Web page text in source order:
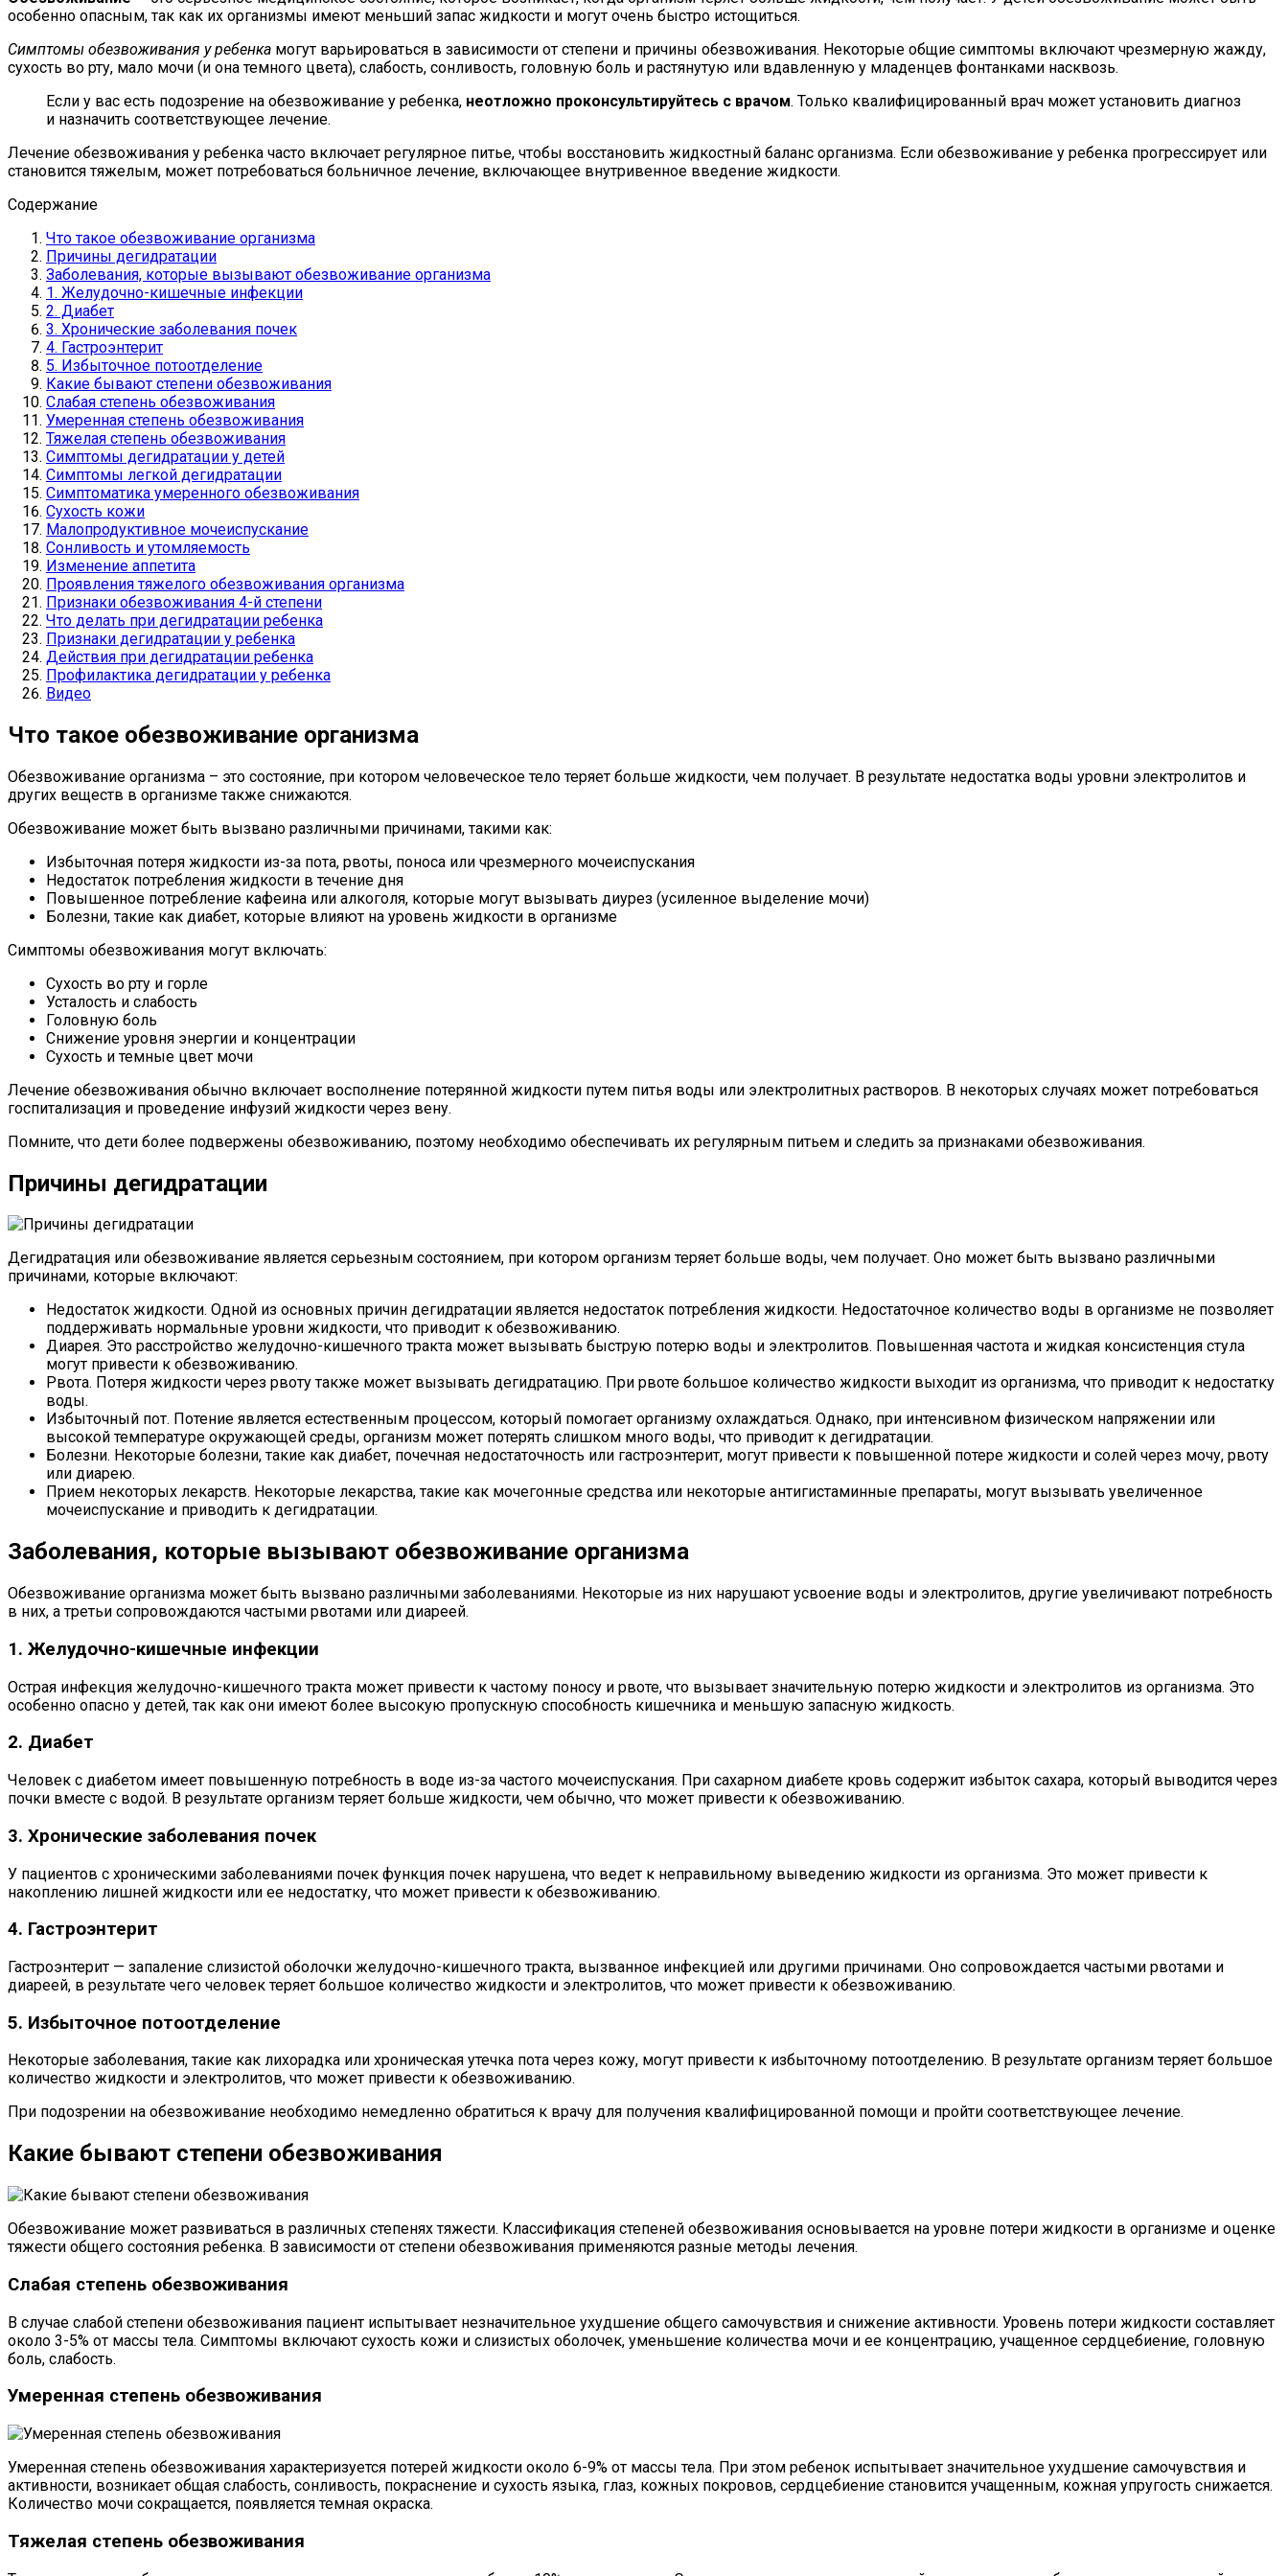
особенно опасным, так как их организмы имеют меньший запас жидкости и могут очень быстро истощиться.
Симптомы обезвоживания у ребенка могут варьироваться в зависимости от степени и причины обезвоживания. Некоторые общие симптомы включают чрезмерную жажду,
сухость во рту, мало мочи (и она темного цвета), слабость, сонливость, головную боль и растянутую или вдавленную у младенцев фонтанками насквозь.
Если у вас есть подозрение на обезвоживание у ребенка, неотложно проконсультируйтесь с врачом. Только квалифицированный врач может установить диагноз
и назначить соответствующее лечение.
Лечение обезвоживания у ребенка часто включает регулярное питье, чтобы восстановить жидкостный баланс организма. Если обезвоживание у ребенка прогрессирует или
становится тяжелым, может потребоваться больничное лечение, включающее внутривенное введение жидкости.
Содержание
Что такое обезвоживание организма
Причины дегидратации
Заболевания, которые вызывают обезвоживание организма
1. Желудочно-кишечные инфекции
2. Диабет
3. Хронические заболевания почек
4. Гастроэнтерит
5. Избыточное потоотделение
Какие бывают степени обезвоживания
Слабая степень обезвоживания
Умеренная степень обезвоживания
Тяжелая степень обезвоживания
Симптомы дегидратации у детей
Симптомы легкой дегидратации
Симптоматика умеренного обезвоживания
Сухость кожи
Малопродуктивное мочеиспускание
Сонливость и утомляемость
Изменение аппетита
Проявления тяжелого обезвоживания организма
Признаки обезвоживания 4-й степени
Что делать при дегидратации ребенка
Признаки дегидратации у ребенка
Действия при дегидратации ребенка
Профилактика дегидратации у ребенка
Видео
Что такое обезвоживание организма
Обезвоживание организма – это состояние, при котором человеческое тело теряет больше жидкости, чем получает. В результате недостатка воды уровни электролитов и
других веществ в организме также снижаются.
Обезвоживание может быть вызвано различными причинами, такими как:
Избыточная потеря жидкости из-за пота, рвоты, поноса или чрезмерного мочеиспускания
Недостаток потребления жидкости в течение дня
Повышенное потребление кафеина или алкоголя, которые могут вызывать диурез (усиленное выделение мочи)
Болезни, такие как диабет, которые влияют на уровень жидкости в организме
Симптомы обезвоживания могут включать:
Сухость во рту и горле
Усталость и слабость
Головную боль
Снижение уровня энергии и концентрации
Сухость и темные цвет мочи
Лечение обезвоживания обычно включает восполнение потерянной жидкости путем питья воды или электролитных растворов. В некоторых случаях может потребоваться
госпитализация и проведение инфузий жидкости через вену.
Помните, что дети более подвержены обезвоживанию, поэтому необходимо обеспечивать их регулярным питьем и следить за признаками обезвоживания.
Причины дегидратации
Дегидратация или обезвоживание является серьезным состоянием, при котором организм теряет больше воды, чем получает. Оно может быть вызвано различными
причинами, которые включают:
Недостаток жидкости. Одной из основных причин дегидратации является недостаток потребления жидкости. Недостаточное количество воды в организме не позволяет
поддерживать нормальные уровни жидкости, что приводит к обезвоживанию.
Диарея. Это расстройство желудочно-кишечного тракта может вызывать быструю потерю воды и электролитов. Повышенная частота и жидкая консистенция стула
могут привести к обезвоживанию.
Рвота. Потеря жидкости через рвоту также может вызывать дегидратацию. При рвоте большое количество жидкости выходит из организма, что приводит к недостатку
воды.
Избыточный пот. Потение является естественным процессом, который помогает организму охлаждаться. Однако, при интенсивном физическом напряжении или
высокой температуре окружающей среды, организм может потерять слишком много воды, что приводит к дегидратации.
Болезни. Некоторые болезни, такие как диабет, почечная недостаточность или гастроэнтерит, могут привести к повышенной потере жидкости и солей через мочу, рвоту
или диарею.
Прием некоторых лекарств. Некоторые лекарства, такие как мочегонные средства или некоторые антигистаминные препараты, могут вызывать увеличенное
мочеиспускание и приводить к дегидратации.
Заболевания, которые вызывают обезвоживание организма
Обезвоживание организма может быть вызвано различными заболеваниями. Некоторые из них нарушают усвоение воды и электролитов, другие увеличивают потребность
в них, а третьи сопровождаются частыми рвотами или диареей.
1. Желудочно-кишечные инфекции
Острая инфекция желудочно-кишечного тракта может привести к частому поносу и рвоте, что вызывает значительную потерю жидкости и электролитов из организма. Это
особенно опасно у детей, так как они имеют более высокую пропускную способность кишечника и меньшую запасную жидкость.
2. Диабет
Человек с диабетом имеет повышенную потребность в воде из-за частого мочеиспускания. При сахарном диабете кровь содержит избыток сахара, который выводится через
почки вместе с водой. В результате организм теряет больше жидкости, чем обычно, что может привести к обезвоживанию.
3. Хронические заболевания почек
У пациентов с хроническими заболеваниями почек функция почек нарушена, что ведет к неправильному выведению жидкости из организма. Это может привести к
накоплению лишней жидкости или ее недостатку, что может привести к обезвоживанию.
4. Гастроэнтерит
Гастроэнтерит — запаление слизистой оболочки желудочно-кишечного тракта, вызванное инфекцией или другими причинами. Оно сопровождается частыми рвотами и
диареей, в результате чего человек теряет большое количество жидкости и электролитов, что может привести к обезвоживанию.
5. Избыточное потоотделение
Некоторые заболевания, такие как лихорадка или хроническая утечка пота через кожу, могут привести к избыточному потоотделению. В результате организм теряет большое
количество жидкости и электролитов, что может привести к обезвоживанию.
При подозрении на обезвоживание необходимо немедленно обратиться к врачу для получения квалифицированной помощи и пройти соответствующее лечение.
Какие бывают степени обезвоживания
Обезвоживание может развиваться в различных степенях тяжести. Классификация степеней обезвоживания основывается на уровне потери жидкости в организме и оценке
тяжести общего состояния ребенка. В зависимости от степени обезвоживания применяются разные методы лечения.
Слабая степень обезвоживания
В случае слабой степени обезвоживания пациент испытывает незначительное ухудшение общего самочувствия и снижение активности. Уровень потери жидкости составляет
около 3-5% от массы тела. Симптомы включают сухость кожи и слизистых оболочек, уменьшение количества мочи и ее концентрацию, учащенное сердцебиение, головную
боль, слабость.
Умеренная степень обезвоживания
Умеренная степень обезвоживания характеризуется потерей жидкости около 6-9% от массы тела. При этом ребенок испытывает значительное ухудшение самочувствия и
активности, возникает общая слабость, сонливость, покраснение и сухость языка, глаз, кожных покровов, сердцебиение становится учащенным, кожная упругость снижается.
Количество мочи сокращается, появляется темная окраска.
Тяжелая степень обезвоживания